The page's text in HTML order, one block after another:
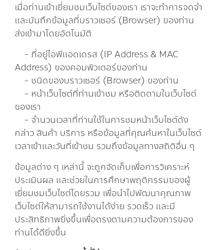
เมื่อท่านเข้าเยี่ยมชมเว็บไซต์ของเรา เราจะทำการจดจำ
และบันทึกข้อมูลที่บราวเซอร์ (Browser) ของท่าน
ส่งเข้ามาโดยอัตโนมัติ
- ที่อยู่ไอพีแอดเดรส (IP Address & MAC
Address) ของคอมพิวเตอร์ของท่าน
- ชนิดของบราวเซอร์ (Browser) ของท่าน
- หน้าเว็บไซต์ที่ท่านเข้าชม หรือติดตามในเว็บไซต์
ของเรา
- จำนวนเวลาที่ท่านใช้ในการชมหน้าเว็บไซต์ดัง
กล่าว สินค้า บริการ หรือข้อมูลที่คุณค้นหาในเว็บไซต์
เวลาเข้าและวันที่เข้าชม รวมถึงข้อมูลทางสถิติอื่น ๆ
ข้อมูลต่าง ๆ เหล่านี้ จะถูกจัดเก็บเพื่อการวิเคราะห์
ประเมินผล และช่วยในการศึกษาพฤติกรรมของผู้
เยี่ยมชมเว็บไซต์โดยรวม เพื่อนำไปพัฒนาคุณภาพ
เว็บไซต์ให้สามารถใช้งานได้ง่าย รวดเร็ว และมี
ประสิทธิภาพยิ่งขึ้นเพื่อตรงตามความต้องการของ
ท่านได้ดียิ่งขึ้น